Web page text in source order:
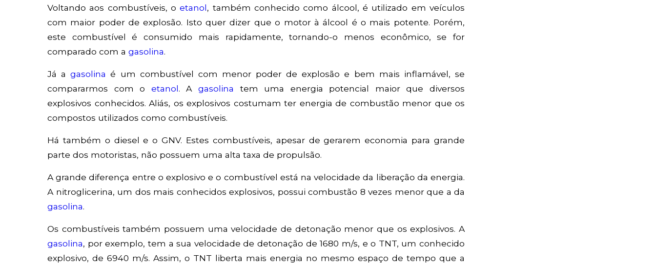
Voltando aos combustíveis, oetanol, também conhecido como álcool, é utilizado em veículos
com maior poder de explosão. Isto quer dizer que o motor à álcool é o mais potente. Porém,
este combustível é consumido mais rapidamente, tornando-o menos econômico, se for
comparado com a gasolina.
Já agasolina é um combustível com menor poder de explosão e bem mais inflamável, se
compararmos com o etanol. A gasolina tem uma energia potencial maior que diversos
explosivos conhecidos. Aliás, os explosivos costumam ter energia de combustão menor que os
compostos utilizados como combustíveis.
Há também o diesel e o GNV. Estes combustíveis, apesar de gerarem economia para grande
parte dos motoristas, não possuem uma alta taxa de propulsão.
A grande diferença entre o explosivo e o combustível está na velocidade da liberação da energia.
A nitroglicerina, um dos mais conhecidos explosivos, possui combustão 8 vezes menor que a da
gasolina.
Os combustíveis também possuem uma velocidade de detonação menor que os explosivos. A
gasolina, por exemplo, tem a sua velocidade de detonação de 1680 m/s, e o TNT, um conhecido
explosivo, de 6940 m/s. Assim, o TNT liberta mais energia no mesmo espaço de tempo que a